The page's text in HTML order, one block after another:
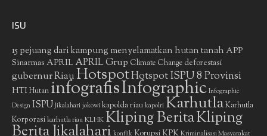
ISU
15 pejuang dari kampung menyelamatkan hutan tanah APP
Sinarmas APRIL APRIL Grup Climate Change deforestasi
gubernur RiauHotspotHotspot ISPU 8 Provinsi
HTIHutan infografisInfographic Infographic
Design ISPU Jikalahari jokowi kapolda riau kapolri KarhutlaKarhutla
Korporasikarhutla riauKLHKKliping BeritaKliping
konflik Korupsi KPKKriminalisasi Masyarakat